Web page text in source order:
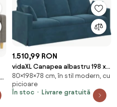
1.510,99 RON
vidaXL Canapea albastru 198 x
78 x 80 cm Catifea
80×198×78 cm, în stil modern, cu
picioare
În stoc
Livrare gratuită